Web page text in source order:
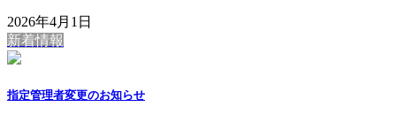
2026年4月1日
新着情報
指定管理者変更のお知らせ